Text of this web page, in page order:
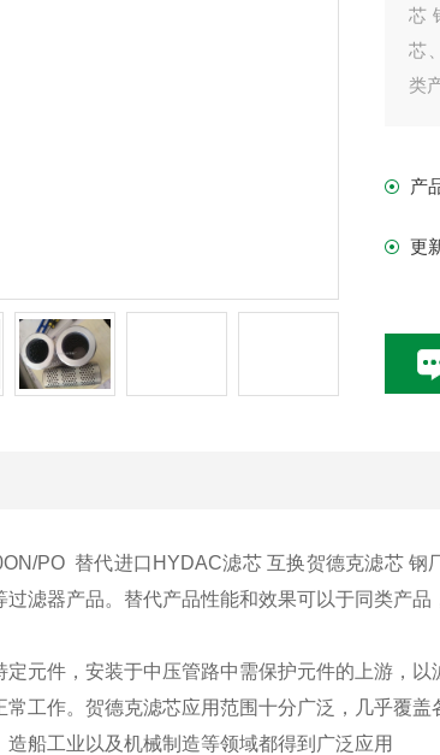
芯
芯
类
产
更
PO 替代进口HYDAC滤芯 互换贺德克滤芯 钢
滤器产品。替代产品性能和效果可以于同类产品
定元件，安装于中压管路中需保护元件的上游，
常工作。贺德克滤芯应用范围十分广泛，几乎覆
造船工业以及机械制造等领域都得到广泛应用